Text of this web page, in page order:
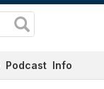
Podcast Info